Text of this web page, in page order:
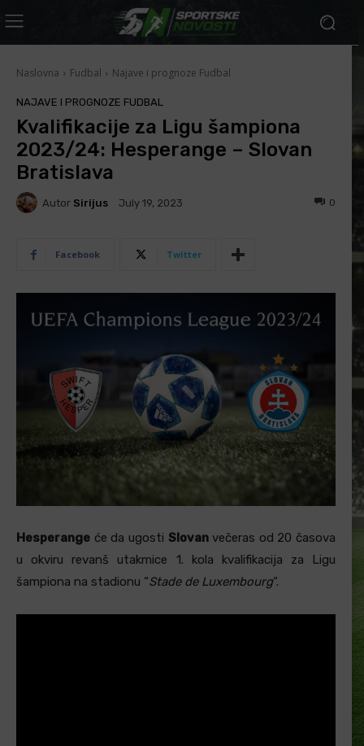
Naslovna Fudbal Najave i prognoze Fudbal
NAJAVE I PROGNOZE FUDBAL
Kvalifikacije za Ligu šampiona
2023/24: Hesperange – Slovan
Bratislava
Autor Sirijus July 19, 2023 0
Facebook Twitter
Hesperange će da ugosti Slovanvečeras od 20 časova
u okviru revanš utakmice 1. kola kvalifikacija za Ligu
šampiona na stadionu “Stade de Luxembourg“.